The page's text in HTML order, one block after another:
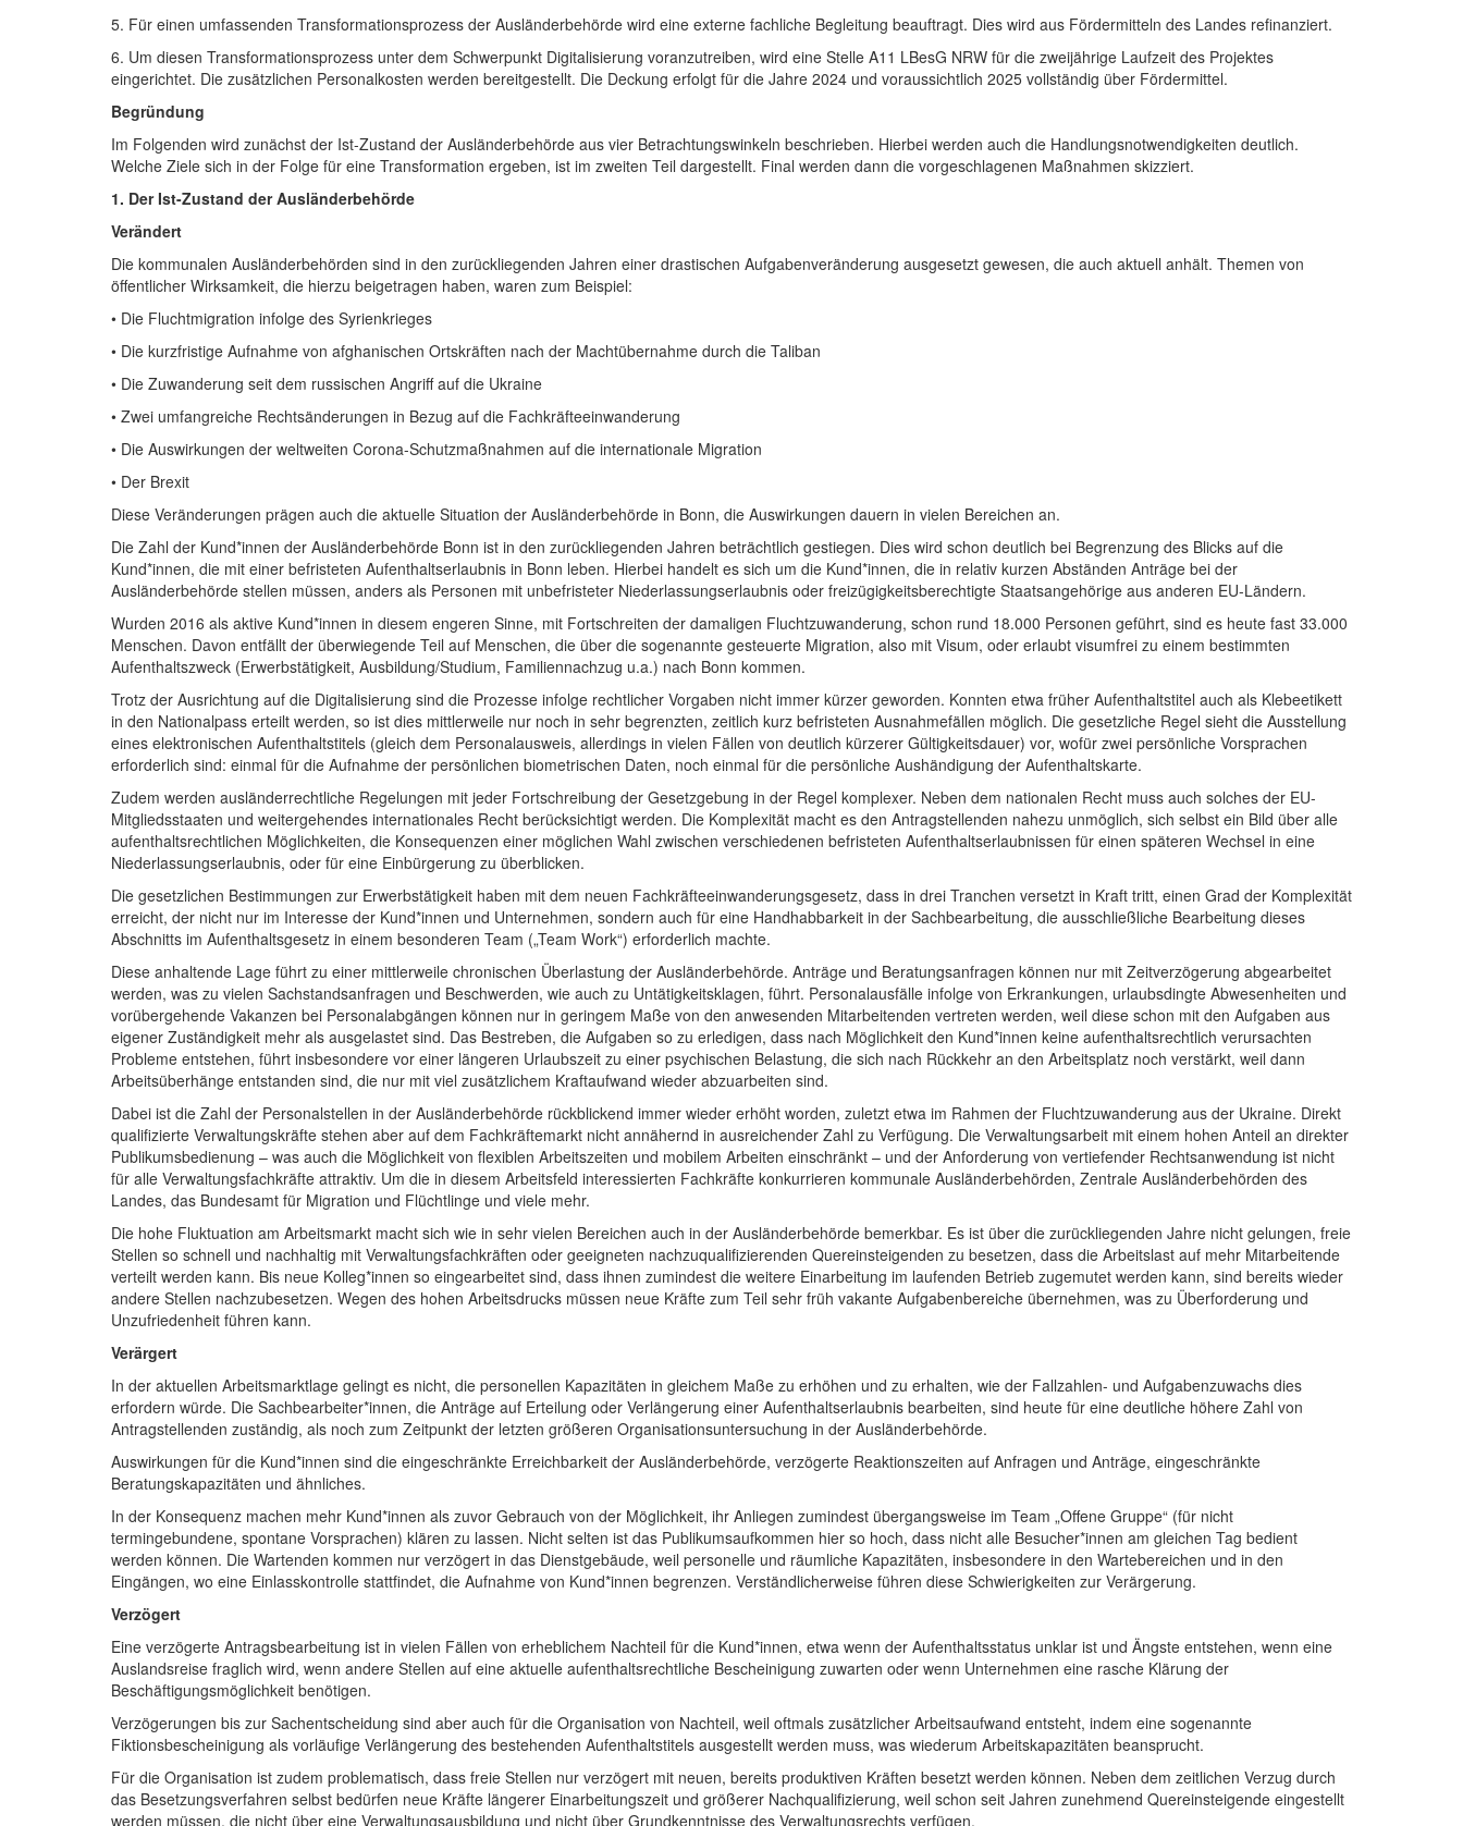
5. Für einen umfassenden Transformationsprozess der Ausländerbehörde wird eine externe fachliche Begleitung beauftragt. Dies wird aus Fördermitteln des Landes refinanziert.
6. Um diesen Transformationsprozess unter dem Schwerpunkt Digitalisierung voranzutreiben, wird eine Stelle A11 LBesG NRW für die zweijährige Laufzeit des Projektes
eingerichtet. Die zusätzlichen Personalkosten werden bereitgestellt. Die Deckung erfolgt für die Jahre 2024 und voraussichtlich 2025 vollständig über Fördermittel.
Begründung
Im Folgenden wird zunächst der Ist-Zustand der Ausländerbehörde aus vier Betrachtungswinkeln beschrieben. Hierbei werden auch die Handlungsnotwendigkeiten deutlich.
Welche Ziele sich in der Folge für eine Transformation ergeben, ist im zweiten Teil dargestellt. Final werden dann die vorgeschlagenen Maßnahmen skizziert.
1. Der Ist-Zustand der Ausländerbehörde
Verändert
Die kommunalen Ausländerbehörden sind in den zurückliegenden Jahren einer drastischen Aufgabenveränderung ausgesetzt gewesen, die auch aktuell anhält. Themen von
öffentlicher Wirksamkeit, die hierzu beigetragen haben, waren zum Beispiel:
• Die Fluchtmigration infolge des Syrienkrieges
• Die kurzfristige Aufnahme von afghanischen Ortskräften nach der Machtübernahme durch die Taliban
• Die Zuwanderung seit dem russischen Angriff auf die Ukraine
• Zwei umfangreiche Rechtsänderungen in Bezug auf die Fachkräfteeinwanderung
• Die Auswirkungen der weltweiten Corona-Schutzmaßnahmen auf die internationale Migration
• Der Brexit
Diese Veränderungen prägen auch die aktuelle Situation der Ausländerbehörde in Bonn, die Auswirkungen dauern in vielen Bereichen an.
Die Zahl der Kund*innen der Ausländerbehörde Bonn ist in den zurückliegenden Jahren beträchtlich gestiegen. Dies wird schon deutlich bei Begrenzung des Blicks auf die
Kund*innen, die mit einer befristeten Aufenthaltserlaubnis in Bonn leben. Hierbei handelt es sich um die Kund*innen, die in relativ kurzen Abständen Anträge bei der
Ausländerbehörde stellen müssen, anders als Personen mit unbefristeter Niederlassungserlaubnis oder freizügigkeitsberechtigte Staatsangehörige aus anderen EU-Ländern.
Wurden 2016 als aktive Kund*innen in diesem engeren Sinne, mit Fortschreiten der damaligen Fluchtzuwanderung, schon rund 18.000 Personen geführt, sind es heute fast 33.000
Menschen. Davon entfällt der überwiegende Teil auf Menschen, die über die sogenannte gesteuerte Migration, also mit Visum, oder erlaubt visumfrei zu einem bestimmten
Aufenthaltszweck (Erwerbstätigkeit, Ausbildung/Studium, Familiennachzug u.a.) nach Bonn kommen.
Trotz der Ausrichtung auf die Digitalisierung sind die Prozesse infolge rechtlicher Vorgaben nicht immer kürzer geworden. Konnten etwa früher Aufenthaltstitel auch als Klebeetikett
in den Nationalpass erteilt werden, so ist dies mittlerweile nur noch in sehr begrenzten, zeitlich kurz befristeten Ausnahmefällen möglich. Die gesetzliche Regel sieht die Ausstellung
eines elektronischen Aufenthaltstitels (gleich dem Personalausweis, allerdings in vielen Fällen von deutlich kürzerer Gültigkeitsdauer) vor, wofür zwei persönliche Vorsprachen
erforderlich sind: einmal für die Aufnahme der persönlichen biometrischen Daten, noch einmal für die persönliche Aushändigung der Aufenthaltskarte.
Zudem werden ausländerrechtliche Regelungen mit jeder Fortschreibung der Gesetzgebung in der Regel komplexer. Neben dem nationalen Recht muss auch solches der EU-
Mitgliedsstaaten und weitergehendes internationales Recht berücksichtigt werden. Die Komplexität macht es den Antragstellenden nahezu unmöglich, sich selbst ein Bild über alle
aufenthaltsrechtlichen Möglichkeiten, die Konsequenzen einer möglichen Wahl zwischen verschiedenen befristeten Aufenthaltserlaubnissen für einen späteren Wechsel in eine
Niederlassungserlaubnis, oder für eine Einbürgerung zu überblicken.
Die gesetzlichen Bestimmungen zur Erwerbstätigkeit haben mit dem neuen Fachkräfteeinwanderungsgesetz, dass in drei Tranchen versetzt in Kraft tritt, einen Grad der Komplexität
erreicht, der nicht nur im Interesse der Kund*innen und Unternehmen, sondern auch für eine Handhabbarkeit in der Sachbearbeitung, die ausschließliche Bearbeitung dieses
Abschnitts im Aufenthaltsgesetz in einem besonderen Team („Team Work“) erforderlich machte.
Diese anhaltende Lage führt zu einer mittlerweile chronischen Überlastung der Ausländerbehörde. Anträge und Beratungsanfragen können nur mit Zeitverzögerung abgearbeitet
werden, was zu vielen Sachstandsanfragen und Beschwerden, wie auch zu Untätigkeitsklagen, führt. Personalausfälle infolge von Erkrankungen, urlaubsdingte Abwesenheiten und
vorübergehende Vakanzen bei Personalabgängen können nur in geringem Maße von den anwesenden Mitarbeitenden vertreten werden, weil diese schon mit den Aufgaben aus
eigener Zuständigkeit mehr als ausgelastet sind. Das Bestreben, die Aufgaben so zu erledigen, dass nach Möglichkeit den Kund*innen keine aufenthaltsrechtlich verursachten
Probleme entstehen, führt insbesondere vor einer längeren Urlaubszeit zu einer psychischen Belastung, die sich nach Rückkehr an den Arbeitsplatz noch verstärkt, weil dann
Arbeitsüberhänge entstanden sind, die nur mit viel zusätzlichem Kraftaufwand wieder abzuarbeiten sind.
Dabei ist die Zahl der Personalstellen in der Ausländerbehörde rückblickend immer wieder erhöht worden, zuletzt etwa im Rahmen der Fluchtzuwanderung aus der Ukraine. Direkt
qualifizierte Verwaltungskräfte stehen aber auf dem Fachkräftemarkt nicht annähernd in ausreichender Zahl zu Verfügung. Die Verwaltungsarbeit mit einem hohen Anteil an direkter
Publikumsbedienung – was auch die Möglichkeit von flexiblen Arbeitszeiten und mobilem Arbeiten einschränkt – und der Anforderung von vertiefender Rechtsanwendung ist nicht
für alle Verwaltungsfachkräfte attraktiv. Um die in diesem Arbeitsfeld interessierten Fachkräfte konkurrieren kommunale Ausländerbehörden, Zentrale Ausländerbehörden des
Landes, das Bundesamt für Migration und Flüchtlinge und viele mehr.
Die hohe Fluktuation am Arbeitsmarkt macht sich wie in sehr vielen Bereichen auch in der Ausländerbehörde bemerkbar. Es ist über die zurückliegenden Jahre nicht gelungen, freie
Stellen so schnell und nachhaltig mit Verwaltungsfachkräften oder geeigneten nachzuqualifizierenden Quereinsteigenden zu besetzen, dass die Arbeitslast auf mehr Mitarbeitende
verteilt werden kann. Bis neue Kolleg*innen so eingearbeitet sind, dass ihnen zumindest die weitere Einarbeitung im laufenden Betrieb zugemutet werden kann, sind bereits wieder
andere Stellen nachzubesetzen. Wegen des hohen Arbeitsdrucks müssen neue Kräfte zum Teil sehr früh vakante Aufgabenbereiche übernehmen, was zu Überforderung und
Unzufriedenheit führen kann.
Verärgert
In der aktuellen Arbeitsmarktlage gelingt es nicht, die personellen Kapazitäten in gleichem Maße zu erhöhen und zu erhalten, wie der Fallzahlen- und Aufgabenzuwachs dies
erfordern würde. Die Sachbearbeiter*innen, die Anträge auf Erteilung oder Verlängerung einer Aufenthaltserlaubnis bearbeiten, sind heute für eine deutliche höhere Zahl von
Antragstellenden zuständig, als noch zum Zeitpunkt der letzten größeren Organisationsuntersuchung in der Ausländerbehörde.
Auswirkungen für die Kund*innen sind die eingeschränkte Erreichbarkeit der Ausländerbehörde, verzögerte Reaktionszeiten auf Anfragen und Anträge, eingeschränkte
Beratungskapazitäten und ähnliches.
In der Konsequenz machen mehr Kund*innen als zuvor Gebrauch von der Möglichkeit, ihr Anliegen zumindest übergangsweise im Team „Offene Gruppe“ (für nicht
termingebundene, spontane Vorsprachen) klären zu lassen. Nicht selten ist das Publikumsaufkommen hier so hoch, dass nicht alle Besucher*innen am gleichen Tag bedient
werden können. Die Wartenden kommen nur verzögert in das Dienstgebäude, weil personelle und räumliche Kapazitäten, insbesondere in den Wartebereichen und in den
Eingängen, wo eine Einlasskontrolle stattfindet, die Aufnahme von Kund*innen begrenzen. Verständlicherweise führen diese Schwierigkeiten zur Verärgerung.
Verzögert
Eine verzögerte Antragsbearbeitung ist in vielen Fällen von erheblichem Nachteil für die Kund*innen, etwa wenn der Aufenthaltsstatus unklar ist und Ängste entstehen, wenn eine
Auslandsreise fraglich wird, wenn andere Stellen auf eine aktuelle aufenthaltsrechtliche Bescheinigung zuwarten oder wenn Unternehmen eine rasche Klärung der
Beschäftigungsmöglichkeit benötigen.
Verzögerungen bis zur Sachentscheidung sind aber auch für die Organisation von Nachteil, weil oftmals zusätzlicher Arbeitsaufwand entsteht, indem eine sogenannte
Fiktionsbescheinigung als vorläufige Verlängerung des bestehenden Aufenthaltstitels ausgestellt werden muss, was wiederum Arbeitskapazitäten beansprucht.
Für die Organisation ist zudem problematisch, dass freie Stellen nur verzögert mit neuen, bereits produktiven Kräften besetzt werden können. Neben dem zeitlichen Verzug durch
das Besetzungsverfahren selbst bedürfen neue Kräfte längerer Einarbeitungszeit und größerer Nachqualifizierung, weil schon seit Jahren zunehmend Quereinsteigende eingestellt
werden müssen, die nicht über eine Verwaltungsausbildung und nicht über Grundkenntnisse des Verwaltungsrechts verfügen.